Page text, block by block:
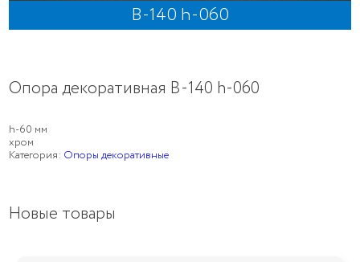
B-140 h-060
Опора декоративная B-140 h-060
h-60 мм
хром
Категория: Опоры декоративные
Новые товары